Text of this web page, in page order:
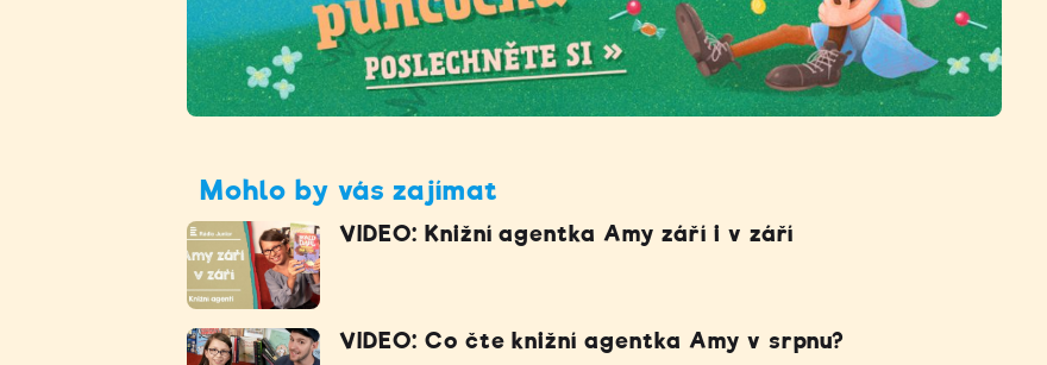
Mohlo by vás zajímat
VIDEO: Knižní agentka Amy září i v září
VIDEO: Co čte knižní agentka Amy v srpnu?